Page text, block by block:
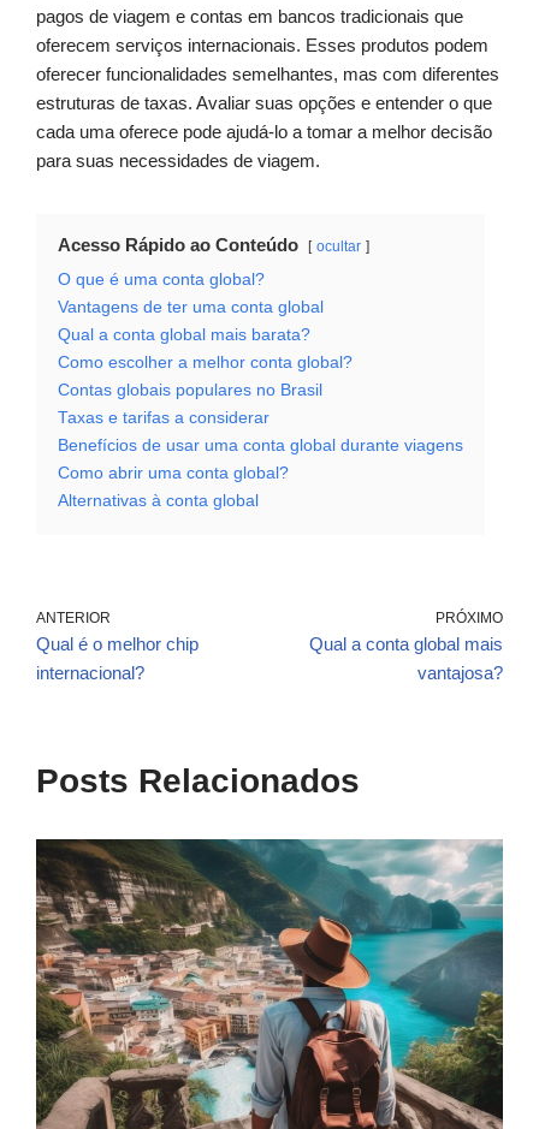
pagos de viagem e contas em bancos tradicionais que
oferecem serviços internacionais. Esses produtos podem
oferecer funcionalidades semelhantes, mas com diferentes
estruturas de taxas. Avaliar suas opções e entender o que
cada uma oferece pode ajudá-lo a tomar a melhor decisão
para suas necessidades de viagem.
Acesso Rápido ao Conteúdo ocultar
O que é uma conta global?
Vantagens de ter uma conta global
Qual a conta global mais barata?
Como escolher a melhor conta global?
Contas globais populares no Brasil
Taxas e tarifas a considerar
Benefícios de usar uma conta global durante viagens
Como abrir uma conta global?
Alternativas à conta global
ANTERIOR
Qual é o melhor chip
internacional?
PRÓXIMO
Qual a conta global mais
vantajosa?
Posts Relacionados